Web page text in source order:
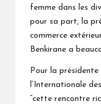
femme dans les
pour sa part, la
commerce
Benkirane a
Pour la
l’Internationale
“cette rencontre